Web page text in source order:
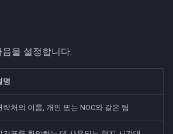
을 설정합니다:
명
락처의 이름, 개인 또는 NOC와 같은 팀